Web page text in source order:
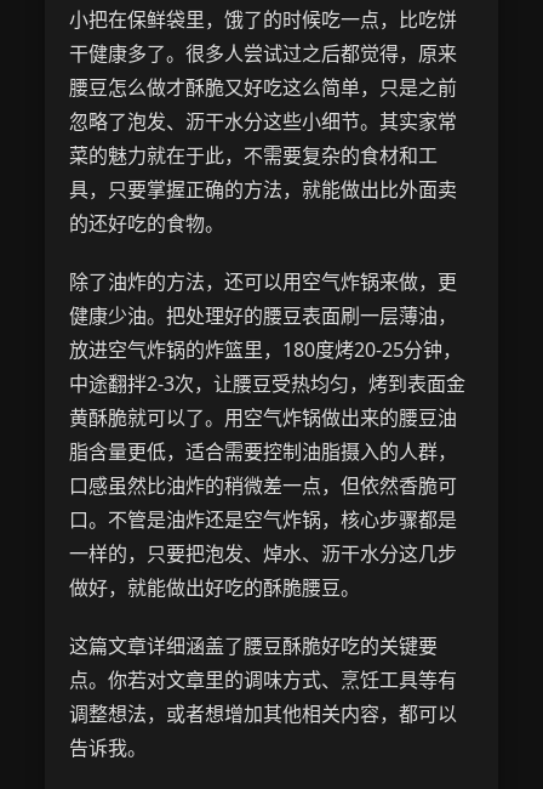
小把在保鲜袋里，饿了的时候吃一点，比吃饼
干健康多了。很多人尝试过之后都觉得，原来
腰豆怎么做才酥脆又好吃这么简单，只是之前
忽略了泡发、沥干水分这些小细节。其实家常
菜的魅力就在于此，不需要复杂的食材和工
具，只要掌握正确的方法，就能做出比外面卖
的还好吃的食物。
除了油炸的方法，还可以用空气炸锅来做，更
健康少油。把处理好的腰豆表面刷一层薄油，
放进空气炸锅的炸篮里，180度烤20-25分钟，
中途翻拌2-3次，让腰豆受热均匀，烤到表面金
黄酥脆就可以了。用空气炸锅做出来的腰豆油
脂含量更低，适合需要控制油脂摄入的人群，
口感虽然比油炸的稍微差一点，但依然香脆可
口。不管是油炸还是空气炸锅，核心步骤都是
一样的，只要把泡发、焯水、沥干水分这几步
做好，就能做出好吃的酥脆腰豆。
这篇文章详细涵盖了腰豆酥脆好吃的关键要
点。你若对文章里的调味方式、烹饪工具等有
调整想法，或者想增加其他相关内容，都可以
告诉我。